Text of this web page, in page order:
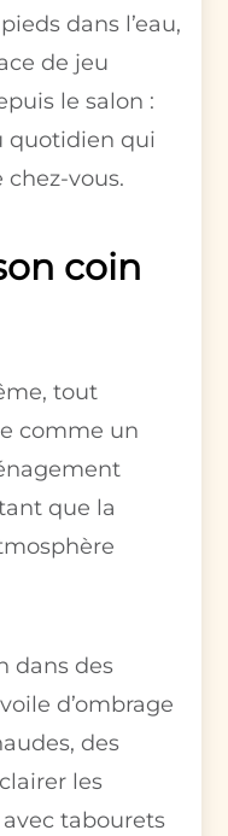
dans l’eau,
de jeu
le salon :
quotidien qui
vous.
coin
tout
comme un
que la
dans des
d’ombrage
des
les
tabourets